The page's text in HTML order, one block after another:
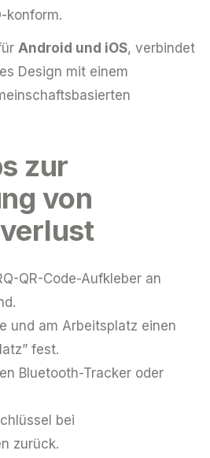
konform.
Android und iOS, verbindet
Design mit einem
zur
von
QR-Code-Aufkleber an
und am Arbeitsplatz einen
fest.
Bluetooth-Tracker oder
bei
zurück.